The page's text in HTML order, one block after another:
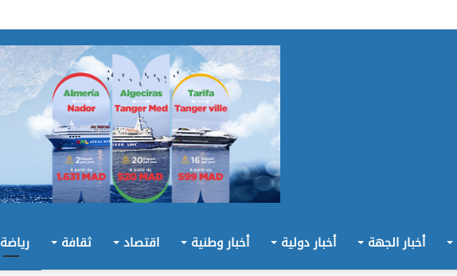
أخبار الجهة أخبار دولية أخبار وطنية اقتصاد ثقافة رياضة